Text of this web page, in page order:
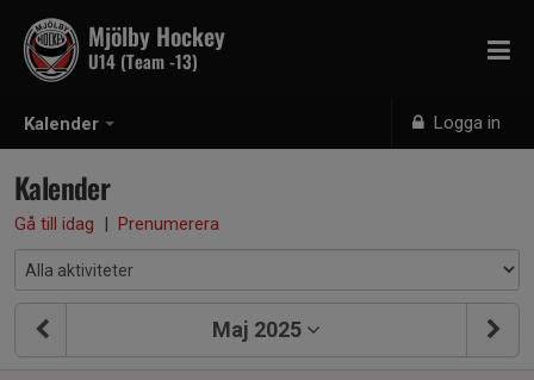
Kalender Logga in
Mjölby Hockey
U14 (Team -13)
Kalender
Gå till idag | Prenumerera
Maj 2025